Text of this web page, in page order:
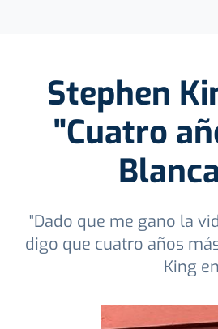
Stephen
"Cuatro
"Dado que me gano la
digo que cuatro años
King